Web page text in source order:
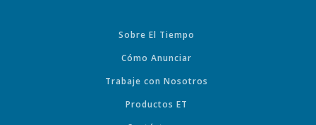
Sobre El Tiempo
Cómo Anunciar
Trabaje con Nosotros
Productos ET